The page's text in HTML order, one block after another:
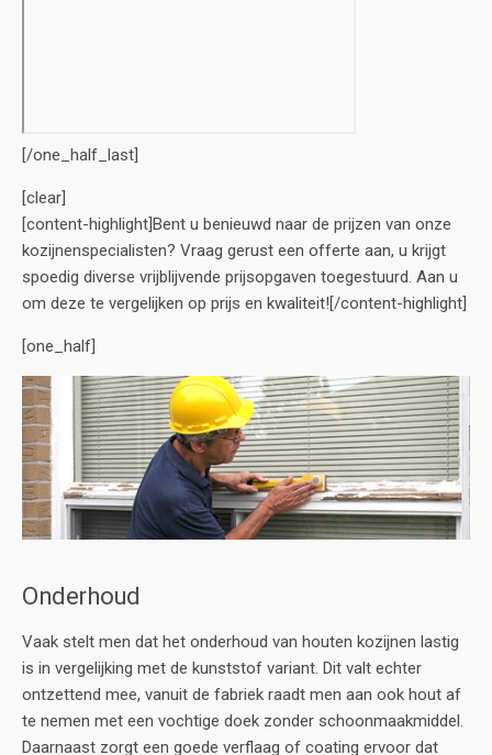
[/one_half_last]
[clear]
[content-highlight]Bent u benieuwd naar de prijzen van onze
kozijnenspecialisten? Vraag gerust een offerte aan, u krijgt
spoedig diverse vrijblijvende prijsopgaven toegestuurd. Aan u
om deze te vergelijken op prijs en kwaliteit![/content-highlight]
[one_half]
Onderhoud
Vaak stelt men dat het onderhoud van houten kozijnen lastig
is in vergelijking met de kunststof variant. Dit valt echter
ontzettend mee, vanuit de fabriek raadt men aan ook hout af
te nemen met een vochtige doek zonder schoonmaakmiddel.
Daarnaast zorgt een goede verflaag of coating ervoor dat